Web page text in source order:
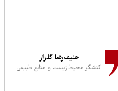
حنیف‌رضا گلزار
کنشگر محیط زیست و منابع طبیعی